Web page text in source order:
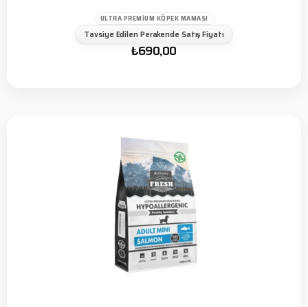
ULTRA PREMIUM KÖPEK MAMASI
Tavsiye Edilen Perakende Satış Fiyatı
₺690,00